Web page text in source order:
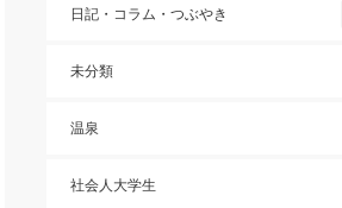
日記・コラム・つぶやき
未分類
温泉
社会人大学生